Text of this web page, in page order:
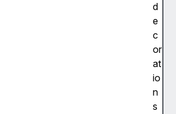
d
e
c
or
at
io
n
s